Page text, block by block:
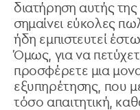
διατήρηση αυτής
σημαίνει εύκολες
ήδη εμπιστευτεί
Όμως, για να
προσφέρετε μια
εξυπηρέτησης, που
τόσο απαιτητική,